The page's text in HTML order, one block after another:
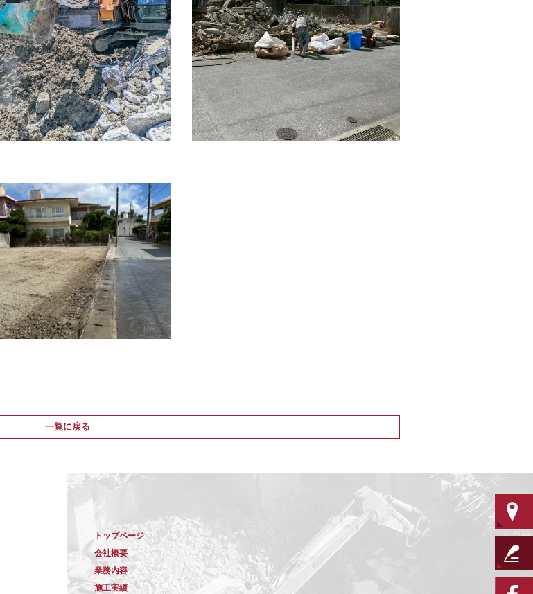
一覧に戻る
トップページ
会社概要
業務内容
施工実績